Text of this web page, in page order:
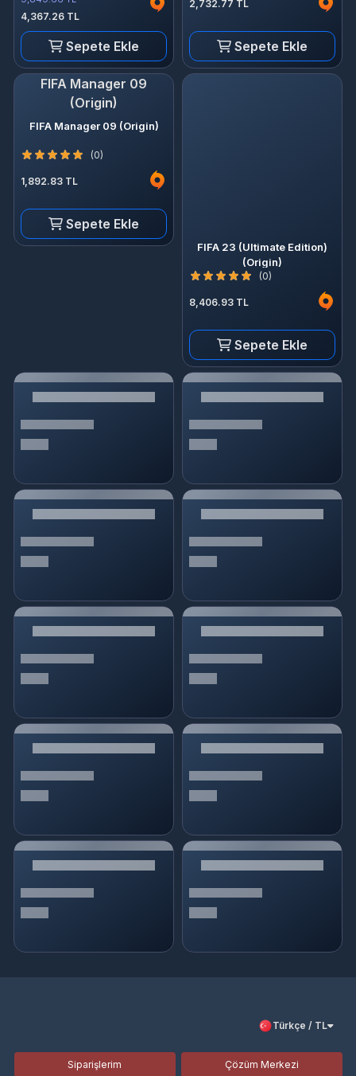
4,367.26 TL
Sepete Ekle
2,732.77 TL
Sepete Ekle
FIFA Manager 09
(Origin)
FIFA Manager 09 (Origin)
(0)
1,892.83 TL
Sepete Ekle
FIFA 23 (Ultimate Edition)
(Origin)
(0)
8,406.93 TL
Sepete Ekle
Türkçe / TL
Siparişlerim Çözüm Merkezi